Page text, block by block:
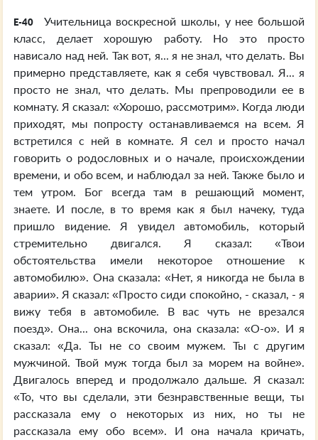
E-40
Учительница воскресной школы, у нее большой
класс, делает хорошую работу. Но это просто
нависало над ней. Так вот, я... я не знал, что делать. Вы
примерно представляете, как я себя чувствовал. Я... я
просто не знал, что делать. Мы препроводили ее в
комнату. Я сказал: «Хорошо, рассмотрим». Когда люди
приходят, мы попросту останавливаемся на всем. Я
встретился с ней в комнате. Я сел и просто начал
говорить о родословных и о начале, происхождении
времени, и обо всем, и наблюдал за ней. Также было и
тем утром. Бог всегда там в решающий момент,
знаете. И после, в то время как я был начеку, туда
пришло видение. Я увидел автомобиль, который
стремительно двигался. Я сказал: «Твои
обстоятельства имели некоторое отношение к
автомобилю». Она сказала: «Нет, я никогда не была в
аварии». Я сказал: «Просто сиди спокойно, - сказал, - я
вижу тебя в автомобиле. В вас чуть не врезался
поезд». Она... она вскочила, она сказала: «О-о». И я
сказал: «Да. Ты не со своим мужем. Ты с другим
мужчиной. Твой муж тогда был за морем на войне».
Двигалось вперед и продолжало дальше. Я сказал:
«То, что вы сделали, эти безнравственные вещи, ты
рассказала ему о некоторых из них, но ты не
рассказала ему обо всем». И она начала кричать,